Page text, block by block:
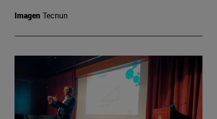
Imagen Tecnun